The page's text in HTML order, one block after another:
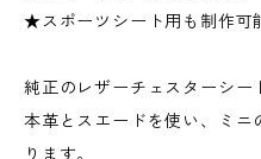
★スポーツシート用も制作
純正のレザーチェスターシー
本革とスエードを使い、ミ
ります。